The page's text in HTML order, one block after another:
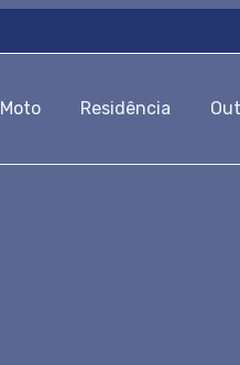
Moto Residência